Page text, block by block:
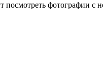
фотографии с